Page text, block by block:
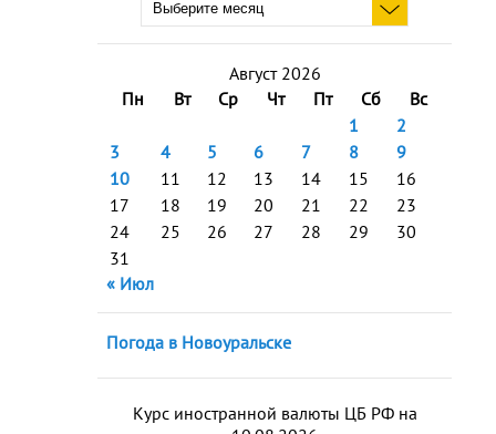
Август 2026
Пн
Вт Ср Чт Пт Сб
Вс
1
2
3
4 5 6 7 8
9
10
11 12 13 14 15
16
17
18 19 20 21 22
23
24
25 26 27 28 29
30
31
« Июл
Погода в Новоуральске
Курс иностранной валюты ЦБ РФ на